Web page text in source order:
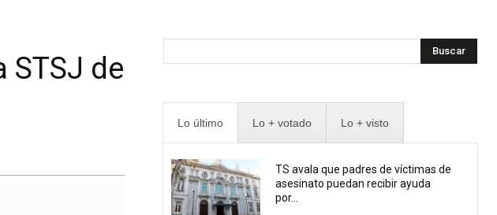
de
Buscar
Lo último Lo + votado Lo + visto
TS avala que padres de víctimas de
asesinato puedan recibir ayuda
por...